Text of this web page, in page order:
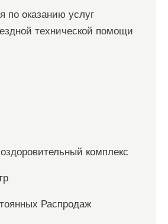
по оказанию услуг
технической помощи
комплекс
Распродаж